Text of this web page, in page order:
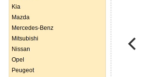
Kia
Mazda
Mercedes-Benz
Mitsubishi
Nissan
Opel
Peugeot